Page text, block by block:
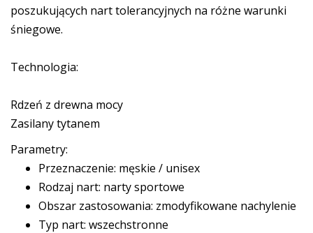
poszukujących nart tolerancyjnych na różne warunki
śniegowe.
Technologia:
Rdzeń z drewna mocy
Zasilany tytanem
Parametry:
Przeznaczenie: męskie / unisex
Rodzaj nart: narty sportowe
Obszar zastosowania: zmodyfikowane nachylenie
Typ nart: wszechstronne